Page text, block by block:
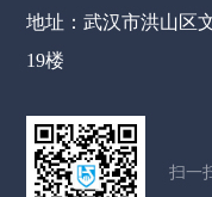
地址：武汉市洪山区
19楼
扫一